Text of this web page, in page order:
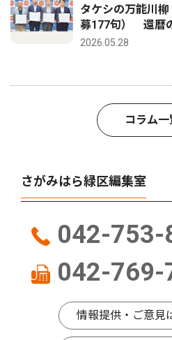
タケシの万能川
募177句） 還暦
2026.05.28
コラム一
さがみはら緑区編集室
042-753-
042-769-
情報提供・ご意見